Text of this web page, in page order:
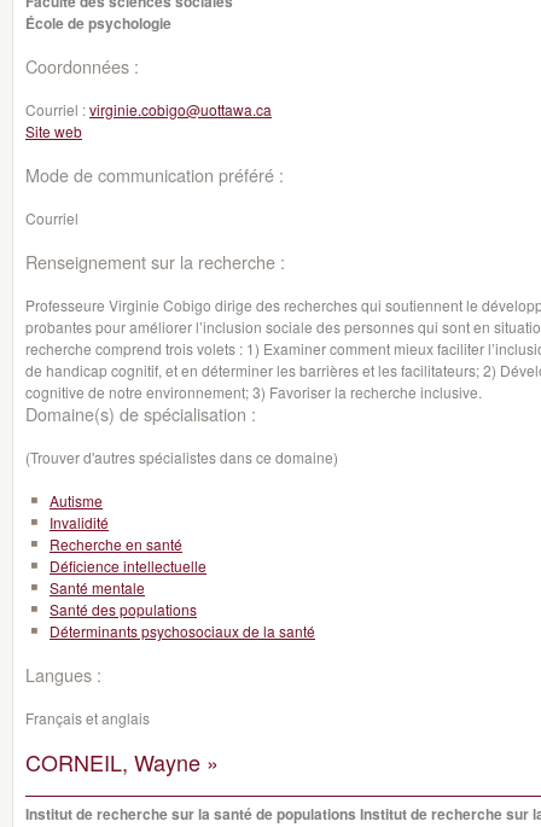
École de psychologie
Coordonnées :
Courriel :virginie.cobigo@uottawa.ca
Site web
Mode de communication préféré :
Courriel
Renseignement sur la recherche :
Professeure Virginie Cobigo dirige des recherches qui soutiennent le
probantes pour améliorer l’inclusion sociale des personnes qui sont en
recherche comprend trois volets : 1) Examiner comment mieux faciliter
de handicap cognitif, et en déterminer les barrières et les facilitateurs; 2)
cognitive de notre environnement; 3) Favoriser la recherche inclusive.
Domaine(s) de spécialisation :
(Trouver d'autres spécialistes dans ce domaine)
Autisme
Invalidité
Recherche en santé
Déficience intellectuelle
Santé mentale
Santé des populations
Déterminants psychosociaux de la santé
Langues :
Français et anglais
CORNEIL, Wayne »
Institut de recherche sur la santé de populations Institut de recherche sur